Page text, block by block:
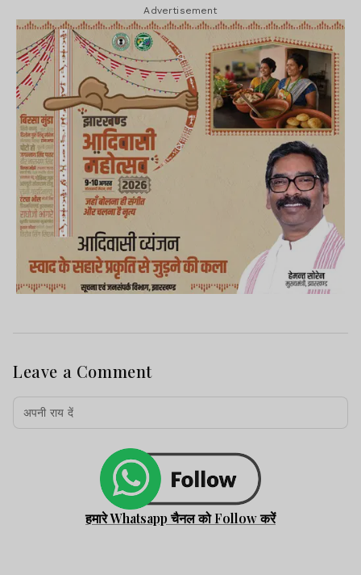
Advertisement
Leave a Comment
हमारे Whatsapp चैनल को Follow करें